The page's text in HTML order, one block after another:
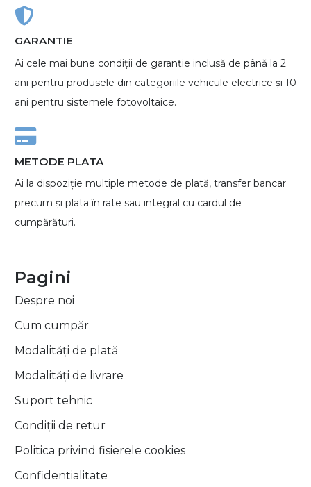
GARANTIE
Ai cele mai bune condiții de garanție inclusă de până la 2
ani pentru produsele din categoriile vehicule electrice și 10
ani pentru sistemele fotovoltaice.
METODE PLATA
Ai la dispoziție multiple metode de plată, transfer bancar
precum și plata în rate sau integral cu cardul de
cumpărături.
Pagini
Despre noi
Cum cumpăr
Modalități de plată
Modalități de livrare
Suport tehnic
Condiții de retur
Politica privind fisierele cookies
Confidentialitate